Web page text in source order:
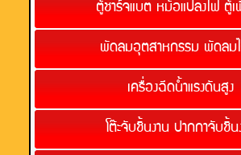
ตู้ชาร์จแบต หม้อแปลงไฟ ตู้เ
พัดลมอุตสาหกรรม พัดลม
เครื่องฉีดน้ำแรงดันสูง
โต๊ะจับชิ้นงาน ปากกาจับชิ้น